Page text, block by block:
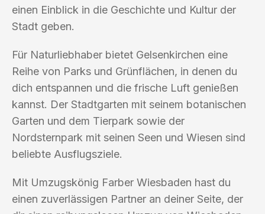
einen Einblick in die Geschichte und Kultur der
Stadt geben.
Für Naturliebhaber bietet Gelsenkirchen eine
Reihe von Parks und Grünflächen, in denen du
dich entspannen und die frische Luft genießen
kannst. Der Stadtgarten mit seinem botanischen
Garten und dem Tierpark sowie der
Nordsternpark mit seinen Seen und Wiesen sind
beliebte Ausflugsziele.
Mit Umzugskönig Farber Wiesbaden hast du
einen zuverlässigen Partner an deiner Seite, der